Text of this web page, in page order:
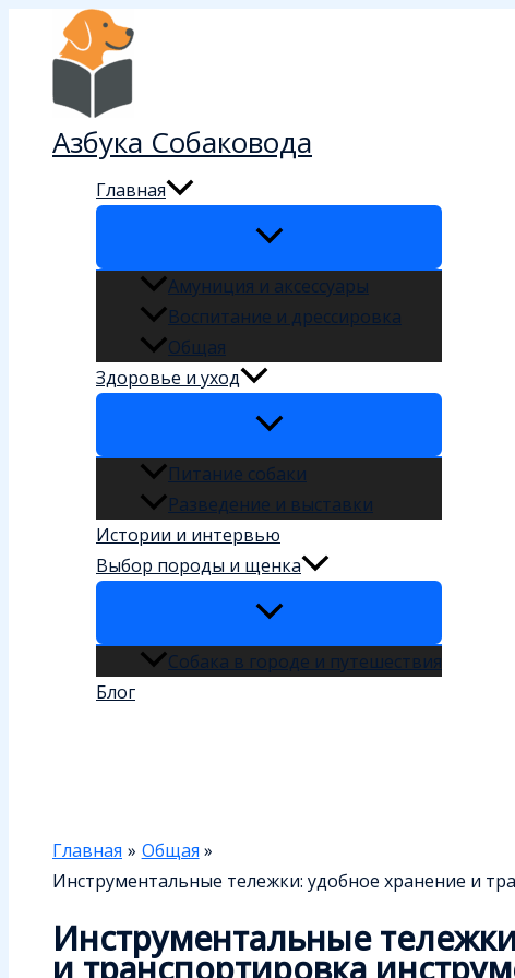
Перейти
Азбука Собаковода
Главная
Амуниция и аксессуары
Воспитание и дрессировка
Общая
Здоровье и уход
Питание собаки
Разведение и выставки
Истории и интервью
Выбор породы и щенка
Собака в городе и путешествия
Блог
Главная
Общая
Инструментальные тележки: удобное хранение и
Инструментальные
и транспортировка